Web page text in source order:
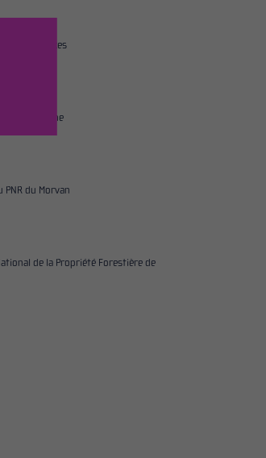
en sciences
de Bourgogne
du Morvan
de la Propriété Forestière de